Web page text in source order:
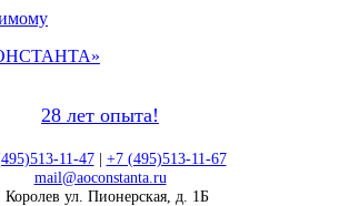
28 лет опыта!
11-47| +7 (495)513-11-67
mail@aoconstanta.ru
Королев ул. Пионерская, д. 1Б